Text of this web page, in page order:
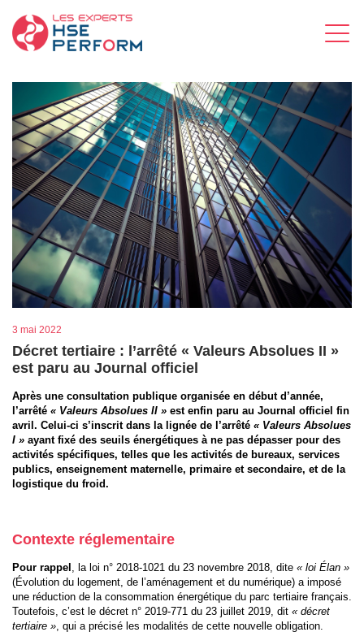
3 mai 2022
Décret tertiaire : l’arrêté « Valeurs Absolues II »
est paru au Journal officiel
Après une consultation publique organisée en début d’année,
l’arrêté « Valeurs Absolues II » est enfin paru au Journal officiel fin
avril. Celui-ci s’inscrit dans la lignée de l’arrêté « Valeurs Absolues
I » ayant fixé des seuils énergétiques à ne pas dépasser pour des
activités spécifiques, telles que les activités de bureaux, services
publics, enseignement maternelle, primaire et secondaire, et de la
logistique du froid.
Contexte réglementaire
Pour rappel , la loi n° 2018-1021 du 23 novembre 2018, dite « loi Élan »
(Évolution du logement, de l’aménagement et du numérique) a imposé
une réduction de la consommation énergétique du parc tertiaire français.
Toutefois, c’est le décret n° 2019-771 du 23 juillet 2019, dit « décret
tertiaire », qui a précisé les modalités de cette nouvelle obligation.